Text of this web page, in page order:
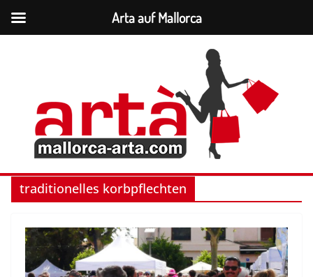
traditionelles korbpflechten
Arta auf Mallorca